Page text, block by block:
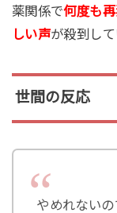
薬関係で何度も
しい声が殺到して
世間の反応
やめれないの